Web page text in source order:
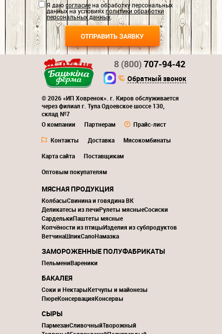
Я даюсогласиена обработку персональных
данных на условияхполитики обработки
персональных данных.
© 2026 «ИП Ховренок». г. Киров обслуживается
через филиал г. Тула Одоевское шоссе 130,
склад №7
О компании
Партнерам
Прайс-лист
Контакты
Доставка
Мясокомбинаты
Карта сайта
Поставщикам
Оптовым покупателям
8 (800)707-94-42
Обратный звонок
МЯСНАЯ ПРОДУКЦИЯ
КолбасыСвинина и говядина ВК
Деликатесы из печиРулеты мясныеСосиски
СарделькиПаштеты мясные
Копчёности из птицыИзделия из субпродуктов
ВетчинаШпикСалоНамазка
ЗАМОРОЖЕННЫЕ ПОЛУФАБРИКАТЫ
ПельмениВареники
БАКАЛЕЯ
Соки и НектарыКетчупы и майонезы
ПюреКонсервацияКонсервы
СЫРЫ
ПармезанСливочныйТворожный